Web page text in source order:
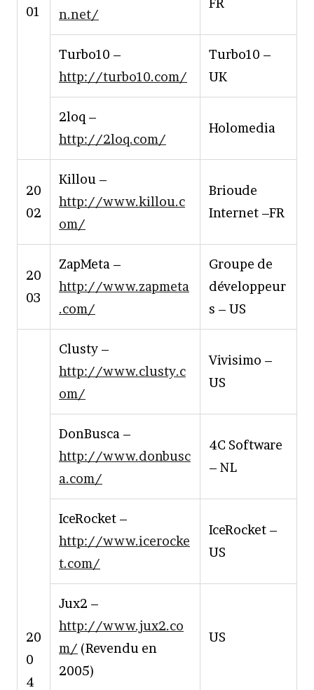
01 n.net/
FR
Turbo10 –
http://turbo10.com/
Turbo10 –
UK
2loq –
http://2loq.com/
Holomedia
20
02
Killou –
http://www.killou.c
om/
Brioude
Internet –FR
20
03
ZapMeta –
http://www.zapmeta
.com/
Groupe de
développeur
s – US
20
0
4
Clusty –
http://www.clusty.c
om/
Vivisimo –
US
DonBusca –
http://www.donbusc
a.com/
4C Software
– NL
IceRocket –
http://www.icerocke
t.com/
IceRocket –
US
Jux2 –
http://www.jux2.co
m/ (Revendu en
2005)
US